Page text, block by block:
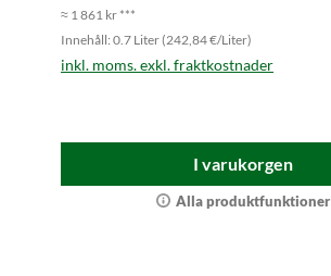
≈ 1 861 kr ***
Innehåll: 0.7 Liter (242,84 €/Liter)
inkl. moms. exkl. fraktkostnader
I varukorgen
Alla produktfunktioner